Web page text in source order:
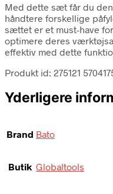
Med dette sæt får du
håndtere forskellige
sættet er et must-have
optimere deres
effektiv med dette
Produkt id: 275121
Yderligere
Brand Bato
Butik Globaltools